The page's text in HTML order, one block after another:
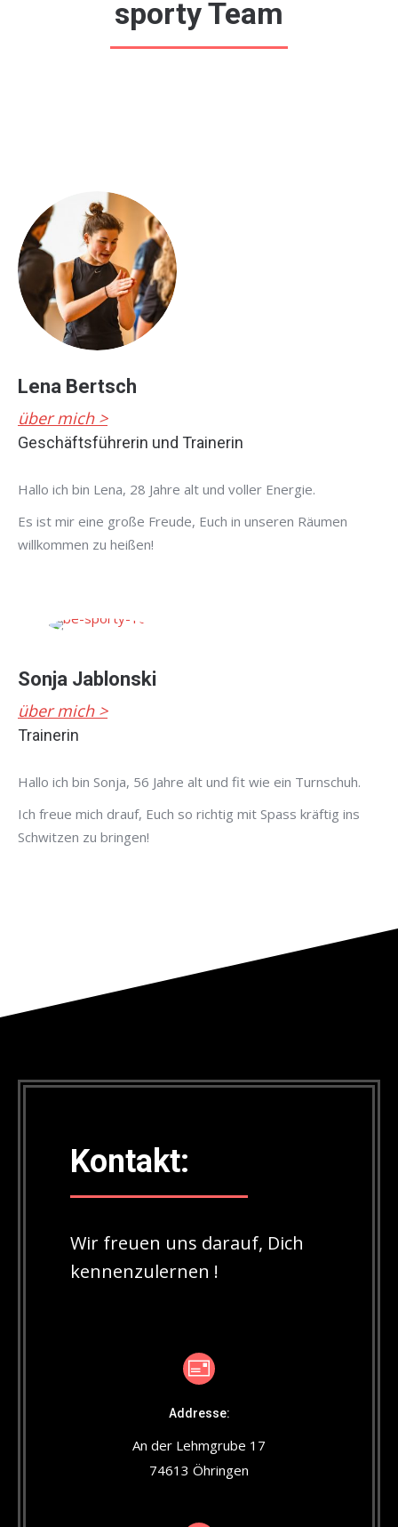
sporty Team
Lena Bertsch
über mich >
Geschäftsführerin und Trainerin
Hallo ich bin Lena, 28 Jahre alt und voller Energie.
Es ist mir eine große Freude, Euch in unseren Räumen
willkommen zu heißen!
Sonja Jablonski
über mich >
Trainerin
Hallo ich bin Sonja, 56 Jahre alt und fit wie ein Turnschuh.
Ich freue mich drauf, Euch so richtig mit Spass kräftig ins
Schwitzen zu bringen!
Kontakt:
Wir freuen uns darauf, Dich
kennenzulernen !
Addresse:
An der Lehmgrube 17
74613 Öhringen